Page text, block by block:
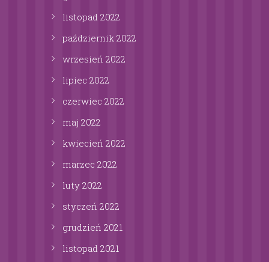
listopad 2022
październik 2022
wrzesień 2022
lipiec 2022
czerwiec 2022
maj 2022
kwiecień 2022
marzec 2022
luty 2022
styczeń 2022
grudzień 2021
listopad 2021